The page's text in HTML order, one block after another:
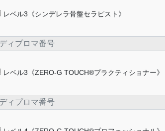
レベル3《シンデレラ骨盤セラピスト》
レベル3《ZERO-G TOUCH®プラクティショナー》